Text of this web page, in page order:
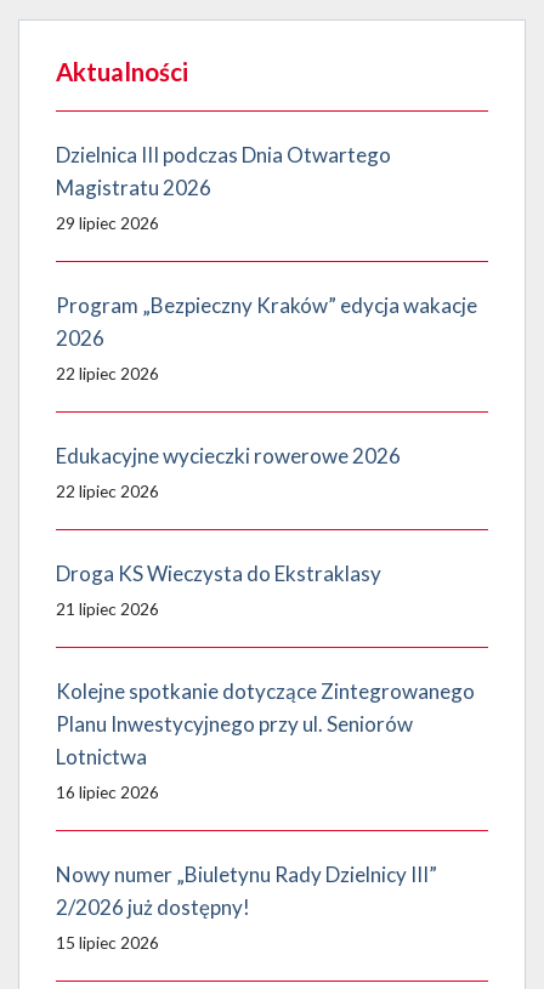
Aktualności
Dzielnica III podczas Dnia Otwartego
Magistratu 2026
29 lipiec 2026
Program „Bezpieczny Kraków” edycja wakacje
2026
22 lipiec 2026
Edukacyjne wycieczki rowerowe 2026
22 lipiec 2026
Droga KS Wieczysta do Ekstraklasy
21 lipiec 2026
Kolejne spotkanie dotyczące Zintegrowanego
Planu Inwestycyjnego przy ul. Seniorów
Lotnictwa
16 lipiec 2026
Nowy numer „Biuletynu Rady Dzielnicy III”
2/2026 już dostępny!
15 lipiec 2026